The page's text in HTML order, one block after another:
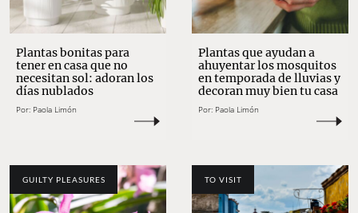
Plantas bonitas para
tener en casa que no
necesitan sol: adoran los
días nublados
Por: Paola Limón
Plantas que ayudan a
ahuyentar los mosquitos
en temporada de lluvias y
decoran muy bien tu casa
Por: Paola Limón
GUILTY PLEASURES TO VISIT